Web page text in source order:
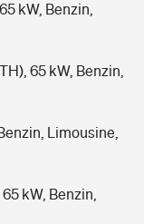
kW, Benzin,
65 kW, Benzin,
Limousine,
kW, Benzin,